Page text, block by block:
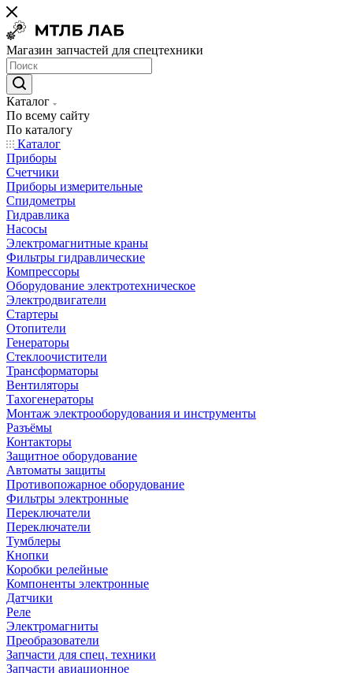
Магазин запчастей для спецтехники
Каталог
По всему сайту
По каталогу
Каталог
Приборы
Счетчики
Приборы измерительные
Спидометры
Гидравлика
Насосы
Электромагнитные краны
Фильтры гидравлические
Компрессоры
Оборудование электротехническое
Электродвигатели
Стартеры
Отопители
Генераторы
Стеклоочистители
Трансформаторы
Вентиляторы
Тахогенераторы
Монтаж электрооборудования и инструменты
Разъёмы
Контакторы
Защитное оборудование
Автоматы защиты
Противопожарное оборудование
Фильтры электронные
Переключатели
Переключатели
Тумблеры
Кнопки
Коробки релейные
Компоненты электронные
Датчики
Реле
Электромагниты
Преобразователи
Запчасти для спец. техники
Запчасти авиационное